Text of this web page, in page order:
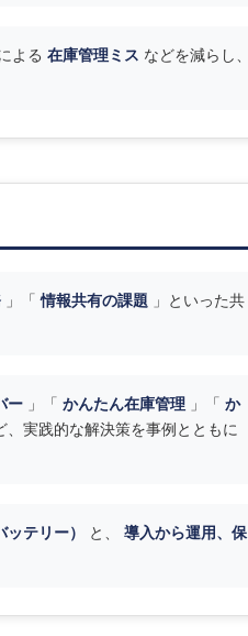
よる 在庫管理ミス などを減らし、
」「 情報共有の課題
」といった共
ー 」「 かんたん在庫管理 」「 か
、実践的な解決策を事例とともに
テリー） と、
導入から運用、保